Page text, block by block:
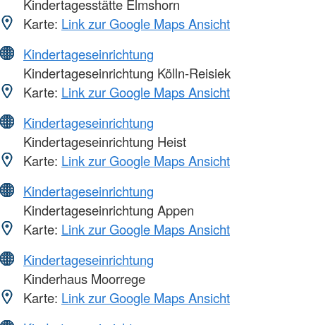
Kindertagesstätte Elmshorn
Karte: Link zur Google Maps Ansicht
Kindertageseinrichtung
Kindertageseinrichtung Kölln-Reisiek
Karte: Link zur Google Maps Ansicht
Kindertageseinrichtung
Kindertageseinrichtung Heist
Karte: Link zur Google Maps Ansicht
Kindertageseinrichtung
Kindertageseinrichtung Appen
Karte: Link zur Google Maps Ansicht
Kindertageseinrichtung
Kinderhaus Moorrege
Karte: Link zur Google Maps Ansicht